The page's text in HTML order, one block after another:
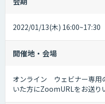
2022/01/13(木) 16:00~17:30
開催地・会場
オンライン ウェビナー専
いた方にZoomURLをお送り